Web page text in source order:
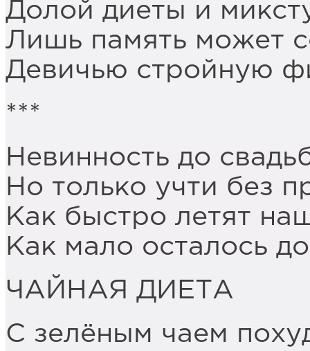
Долой диеты и
Лишь память может
Девичью стройную
***
Невинность до
Но только учти без
Как быстро летят
Как мало осталось
ЧАЙНАЯ ДИЕТА
С зелёным чаем